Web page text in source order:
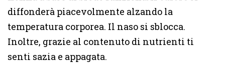
diffonderà piacevolmente alzando la
temperatura corporea. Il naso si sblocca.
Inoltre, grazie al contenuto di nutrienti ti
senti sazia e appagata.